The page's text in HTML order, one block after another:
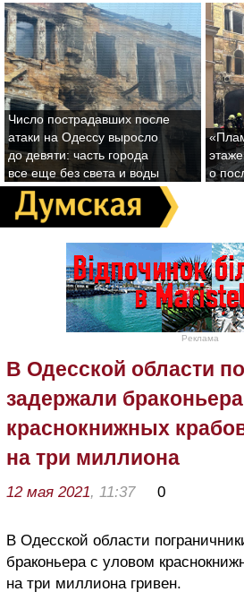
Число пострадавших после
атаки на Одессу выросло
до девяти: часть города
все еще без света и воды
о
Реклама
В Одесской области
задержали
краснокнижных
на три миллиона
12 мая 2021, 11:37 0
В Одесской области
браконьера с уловом
на три миллиона гривен.